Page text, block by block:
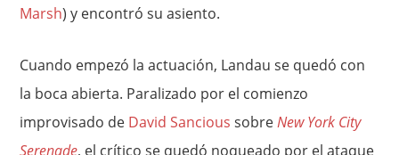
Marsh) y encontró su asiento.
Cuando empezó la actuación, Landau se quedó con
la boca abierta. Paralizado por el comienzo
improvisado de David Sancious sobreNew York City
Serenade, el crítico se quedó noqueado por el ataque